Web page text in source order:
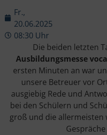
Fr.,
20.06.2025
08:30 Uhr
Die beiden letzten
Ausbildungsmesse
ersten Minuten an war
unsere Betreuer vor
ausgiebig Rede und
bei den Schülern und
groß und die allermeisten